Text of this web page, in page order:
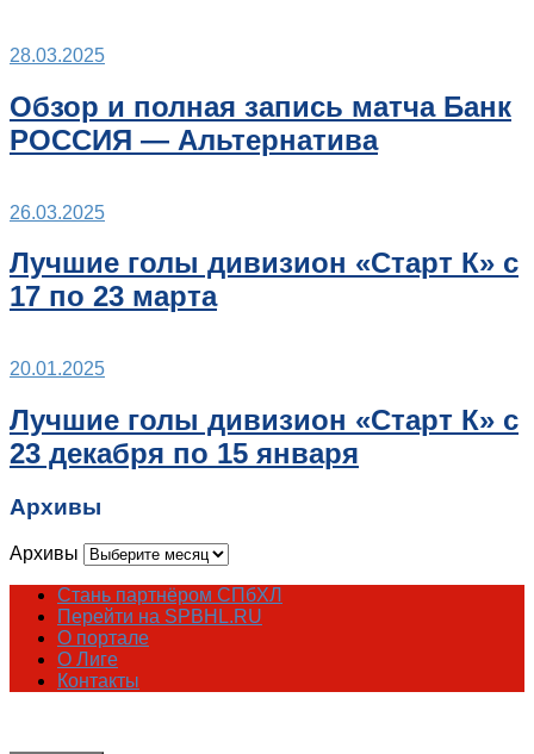
28.03.2025
Обзор и полная запись матча Банк
РОССИЯ — Альтернатива
26.03.2025
Лучшие голы дивизион «Старт К» с
17 по 23 марта
20.01.2025
Лучшие голы дивизион «Старт К» с
23 декабря по 15 января
Архивы
Архивы
Стань партнёром СПбХЛ
Перейти на SPBHL.RU
О портале
О Лиге
Контакты